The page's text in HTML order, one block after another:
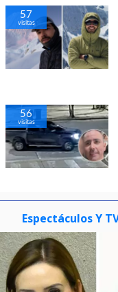
57
visitas
56
visitas
Espectáculos Y